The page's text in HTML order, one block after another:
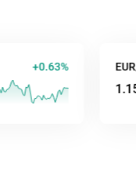
EUR/USD
1.15222